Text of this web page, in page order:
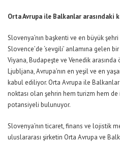
Orta Avrupa ile Balkanlar arasındaki
Slovenya’nın başkenti ve en büyük şehri
Slovence’de ‘sevgili’ anlamına gelen
Viyana, Budapeşte ve Venedik arasında
Ljubljana,Avrupa’nın en yeşil ve en
kabul ediliyor. Orta Avrupa ile
noktası olan şehrin hem turizm hem de
potansiyeli bulunuyor.
Slovenya’nın ticaret, finans ve lojistik
uluslararası şirketin Orta Avrupa ve